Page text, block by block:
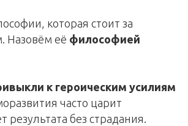
которая стоит за
Назовём её философией
к героическим усилиям
часто царит
результата без страдания.